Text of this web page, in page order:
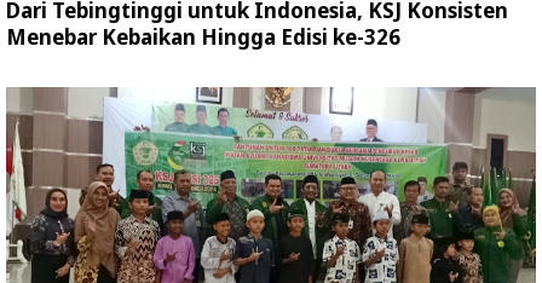
Dari Tebingtinggi untuk Indonesia, KSJ Konsisten
Menebar Kebaikan Hingga Edisi ke-326